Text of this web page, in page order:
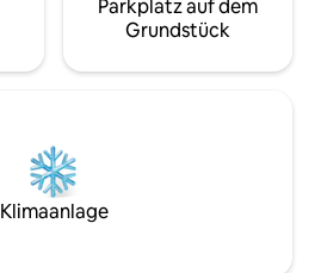
Parkplatz auf dem
Grundstück
Klimaanlage